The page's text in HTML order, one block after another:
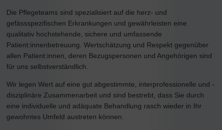
Die Pflegeteams sind spezialisiert auf die herz- und
gefässspezifischen Erkrankungen und gewährleisten eine
qualitativ hochstehende, sichere und umfassende
Patient:innenbetreuung. Wertschätzung und Respekt gegenüber
allen Patient:innen, deren Bezugspersonen und Angehörigen sind
für uns selbstverständlich.
Wir legen Wert auf eine gut abgestimmte, interprofessionelle und -
disziplinäre Zusammenarbeit und sind bestrebt, dass Sie durch
eine individuelle und adäquate Behandlung rasch wieder in Ihr
gewohntes Umfeld austreten können.